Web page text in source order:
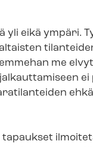
yli eikä ympäri.
me